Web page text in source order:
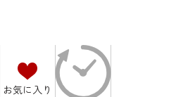
お気に入り